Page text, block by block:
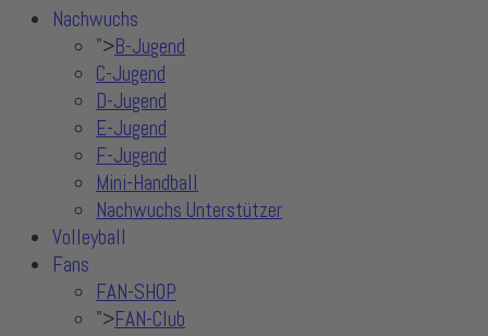
Nachwuchs
">B-Jugend
C-Jugend
D-Jugend
E-Jugend
F-Jugend
Mini-Handball
Nachwuchs Unterstützer
Volleyball
Fans
FAN-SHOP
">FAN-Club